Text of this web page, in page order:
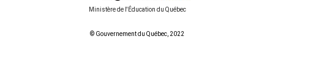
Ministère de l'Éducation du Québec
© Gouvernement du Québec, 2022